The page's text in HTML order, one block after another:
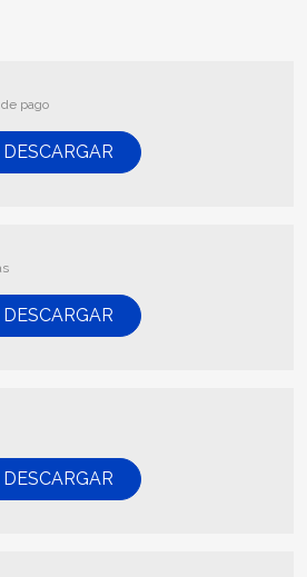
pago
DESCARGAR
DESCARGAR
DESCARGAR